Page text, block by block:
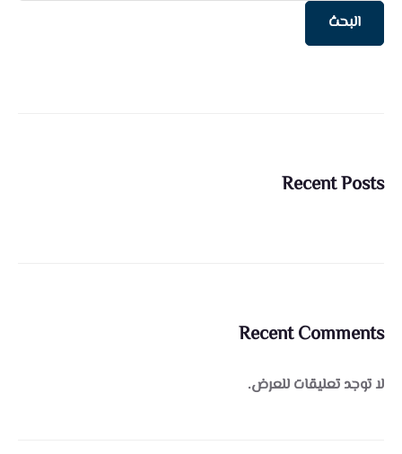
البحث
Recent Posts
Recent Comments
لا توجد تعليقات للعرض.